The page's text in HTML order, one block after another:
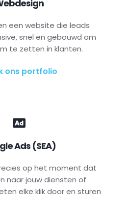
een website die leads
snel en gebouwd om
te zetten in klanten.
ons portfolio
Ads (SEA)
op het moment dat
naar jouw diensten of
elke klik door en sturen